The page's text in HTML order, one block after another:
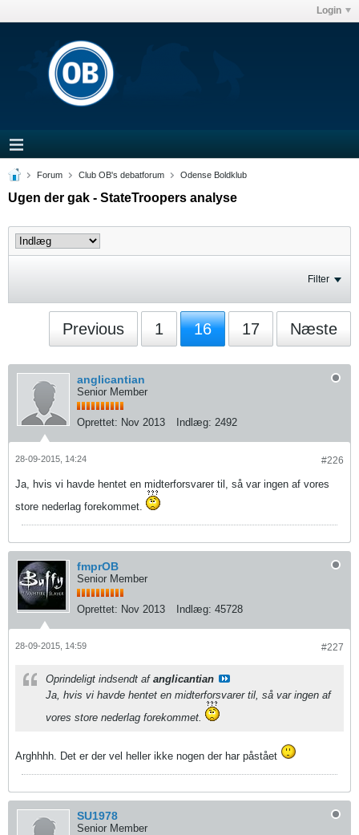
Login
Forum Club OB's debatforum Odense Boldklub
Ugen der gak - StateTroopers analyse
Filter
Previous 1 16 17 Næste
anglicantian
Senior Member
Oprettet: Nov 2013 Indlæg: 2492
#226
28-09-2015, 14:24
Ja, hvis vi havde hentet en midterforsvarer til, så var ingen af vores
store nederlag forekommet.
fmprOB
Senior Member
Oprettet: Nov 2013 Indlæg: 45728
#227
28-09-2015, 14:59
Oprindeligt indsendt af anglicantian
Ja, hvis vi havde hentet en midterforsvarer til, så var ingen af
vores store nederlag forekommet.
Arghhhh. Det er der vel heller ikke nogen der har påstået
SU1978
Senior Member